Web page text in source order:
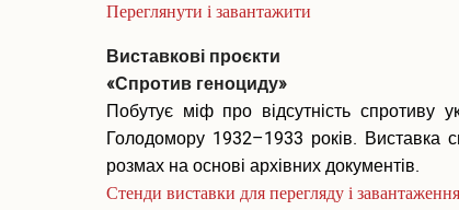
Переглянути і завантажити
Виставкові проєкти
«Спротив геноциду»
Побутує міф про відсутність спротиву
Голодомору 1932–1933 років. Виставка
розмах на основі архівних документів.
Стенди виставки для перегляду і завантаження